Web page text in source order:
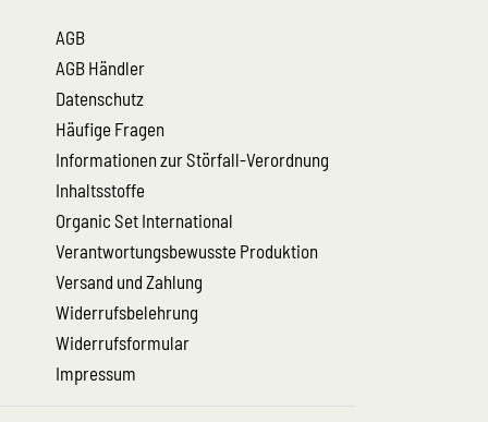
AGB
AGB Händler
Datenschutz
Häufige Fragen
Informationen zur Störfall-Verordnung
Inhaltsstoffe
Organic Set International
Verantwortungsbewusste Produktion
Versand und Zahlung
Widerrufsbelehrung
Widerrufsformular
Impressum